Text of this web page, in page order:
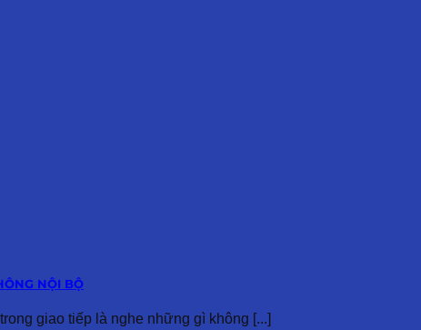
NỘI BỘ
giao tiếp là nghe những gì không [...]